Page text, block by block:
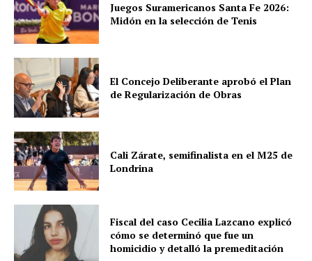
Juegos Suramericanos Santa Fe 2026:
Midón en la selección de Tenis
El Concejo Deliberante aprobó el Plan
de Regularización de Obras
Cali Zárate, semifinalista en el M25 de
Londrina
Fiscal del caso Cecilia Lazcano explicó
cómo se determinó que fue un
homicidio y detalló la premeditación